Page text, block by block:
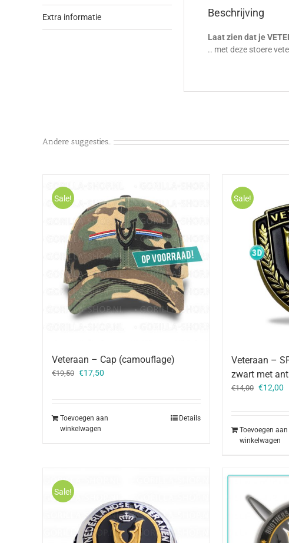
Extra informatie Beschrijving
Laat zien dat je
.. met deze stoere
Andere suggesties…
Sale!
Veteraan – Cap (camouflage)
€19,50 Oorspronkelijke
€17,50
Toevoegen aan
winkelwagen
Details
Sale!
Veteraan –
zwart met
€14,00 €12,00
Toevoegen aan
winkelwagen
Sale!